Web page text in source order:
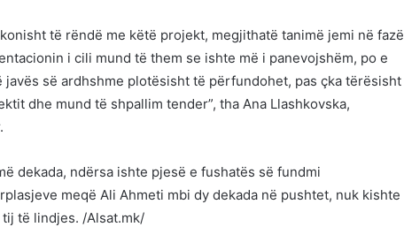
të rëndë me këtë projekt, megjithatë tanimë jemi në fazë
i cili mund të them se ishte më i panevojshëm, po e
së ardhshme plotësisht të përfundohet, pas çka tërësisht
dhe mund të shpallim tender”, tha Ana Llashkovska,
dekada, ndërsa ishte pjesë e fushatës së fundmi
meqë Ali Ahmeti mbi dy dekada në pushtet, nuk kishte
të lindjes. /Alsat.mk/